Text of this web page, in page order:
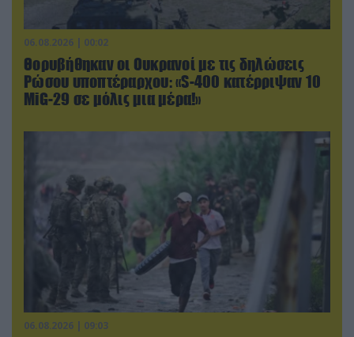
06.08.2026 | 00:02
Θορυβήθηκαν οι Ουκρανοί με τις δηλώσεις
Ρώσου υποπτέραρχου: «S-400 κατέρριψαν 10
MiG-29 σε μόλις μια μέρα!»
06.08.2026 | 09:03